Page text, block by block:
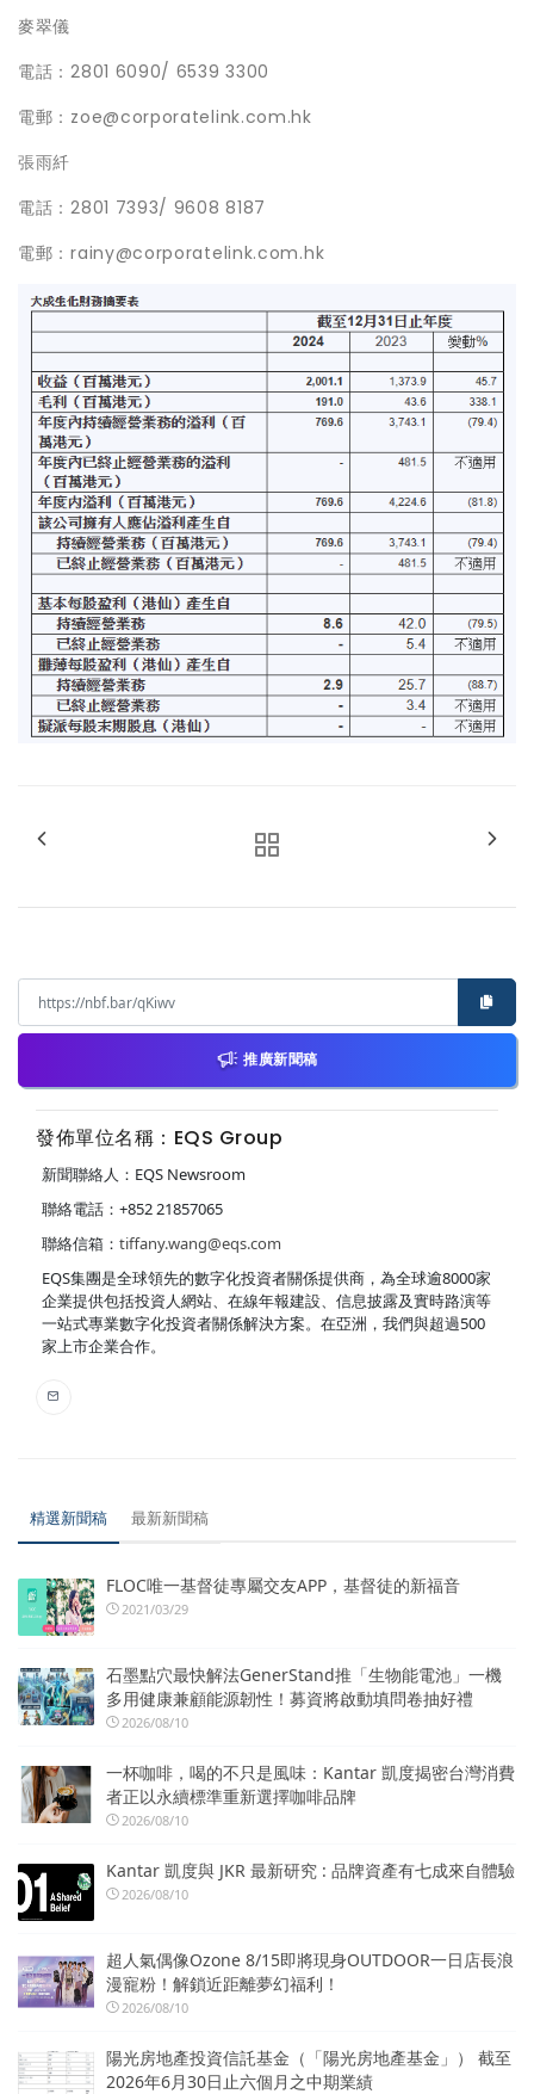
麥翠儀
電話：2801 6090/ 6539 3300
電郵：zoe@corporatelink.com.hk
張雨䊹
電話：2801 7393/ 9608 8187
電郵：rainy@corporatelink.com.hk
推廣新聞稿
發佈單位名稱：EQS Group
新聞聯絡人：EQS Newsroom
聯絡電話：+852 21857065
聯絡信箱： tiffany.wang@eqs.com
EQS集團是全球領先的數字化投資者關係提供商，為全球逾8000家
企業提供包括投資人網站、在線年報建設、信息披露及實時路演等
一站式專業數字化投資者關係解決方案。在亞洲，我們與超過500
家上市企業合作。
精選新聞稿 最新新聞稿
FLOC唯一基督徒專屬交友APP，基督徒的新福音
2021/03/29
石墨點穴最快解法GenerStand推「生物能電池」一機
多用健康兼顧能源韌性！募資將啟動填問卷抽好禮
2026/08/10
一杯咖啡，喝的不只是風味：Kantar 凱度揭密台灣消費
者正以永續標準重新選擇咖啡品牌
2026/08/10
Kantar 凱度與 JKR 最新研究 : 品牌資產有七成來自體驗
2026/08/10
超人氣偶像Ozone 8/15即將現身OUTDOOR一日店長浪
漫寵粉！解鎖近距離夢幻福利！
2026/08/10
陽光房地產投資信託基金（「陽光房地產基金」） 截至
2026年6月30日止六個月之中期業績